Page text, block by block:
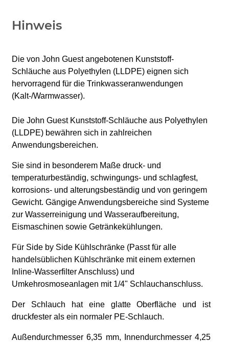
Hinweis
Die von John Guest angebotenen Kunststoff-
Schläuche aus Polyethylen (LLDPE) eignen sich
hervorragend für die Trinkwasseranwendungen
(Kalt-/Warmwasser).
Die John Guest Kunststoff-Schläuche aus Polyethylen
(LLDPE) bewähren sich in zahlreichen
Anwendungsbereichen.
Sie sind in besonderem Maße druck- und
temperaturbeständig, schwingungs- und schlagfest,
korrosions- und alterungsbeständig und von geringem
Gewicht. Gängige Anwendungsbereiche sind Systeme
zur Wasserreinigung und Wasseraufbereitung,
Eismaschinen sowie Getränkekühlungen.
Für Side by Side Kühlschränke (Passt für alle
handelsüblichen Kühlschränke mit einem externen
Inline-Wasserfilter Anschluss) und
Umkehrosmoseanlagen mit 1/4" Schlauchanschluss.
Der Schlauch hat eine glatte Oberfläche und ist
druckfester als ein normaler PE-Schlauch.
Außendurchmesser 6,35 mm, Innendurchmesser 4,25